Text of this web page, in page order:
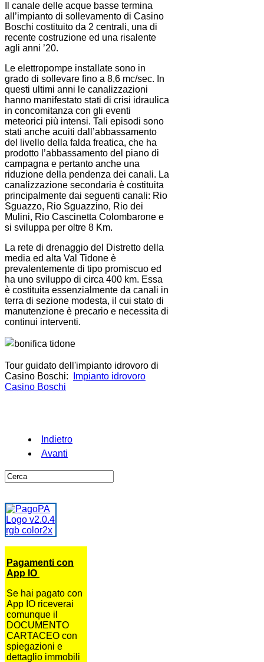
Il canale delle acque basse termina
all’impianto di sollevamento di Casino
Boschi costituito da 2 centrali, una di
recente costruzione ed una risalente
agli anni ’20.
Le elettropompe installate sono in
grado di sollevare fino a 8,6 mc/sec. In
questi ultimi anni le canalizzazioni
hanno manifestato stati di crisi idraulica
in concomitanza con gli eventi
meteorici più intensi. Tali episodi sono
stati anche acuiti dall’abbassamento
del livello della falda freatica, che ha
prodotto l’abbassamento del piano di
campagna e pertanto anche una
riduzione della pendenza dei canali. La
canalizzazione secondaria è costituita
principalmente dai seguenti canali: Rio
Sguazzo, Rio Sguazzino, Rio dei
Mulini, Rio Cascinetta Colombarone e
si sviluppa per oltre 8 Km.
La rete di drenaggio del Distretto della
media ed alta Val Tidone è
prevalentemente di tipo promiscuo ed
ha uno sviluppo di circa 400 km. Essa
è costituita essenzialmente da canali in
terra di sezione modesta, il cui stato di
manutenzione è precario e necessita di
continui interventi.
Tour guidato dell'impianto idrovoro di
Casino Boschi:
Impianto idrovoro
Casino Boschi
Indietro
Avanti
Pagamenti con
App IO
Se hai pagato con
App IO riceverai
comunque il
DOCUMENTO
CARTACEO con
spiegazioni e
dettaglio immobili